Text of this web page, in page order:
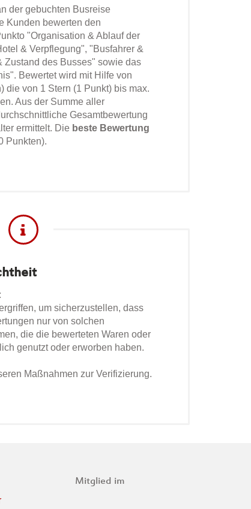
der gebuchten Busreise
Kunden bewerten den
"Organisation & Ablauf der
& Verpflegung", "Busfahrer &
Zustand des Busses" sowie das
Bewertet wird mit Hilfe von
die von 1 Stern (1 Punkt) bis max.
Aus der Summe aller
Gesamtbewertung
ermittelt. Die beste Bewertung
Punkten).
um sicherzustellen, dass
nur von solchen
die die bewerteten Waren oder
genutzt oder erworben haben.
Maßnahmen zur Verifizierung.
Mitglied im